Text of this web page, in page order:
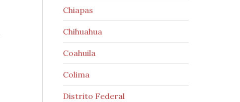
Chiapas
Chihuahua
Coahuila
Colima
Distrito Federal